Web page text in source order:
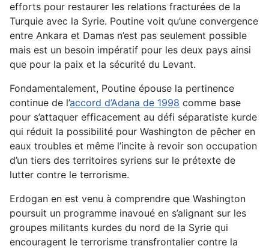
efforts pour restaurer les relations fracturées de la
Turquie avec la Syrie. Poutine voit qu’une convergence
entre Ankara et Damas n’est pas seulement possible
mais est un besoin impératif pour les deux pays ainsi
que pour la paix et la sécurité du Levant.
Fondamentalement, Poutine épouse la pertinence
continue de l’accord d’Adana de 1998 comme base
pour s’attaquer efficacement au défi séparatiste kurde
qui réduit la possibilité pour Washington de pêcher en
eaux troubles et même l’incite à revoir son occupation
d’un tiers des territoires syriens sur le prétexte de
lutter contre le terrorisme.
Erdogan en est venu à comprendre que Washington
poursuit un programme inavoué en s’alignant sur les
groupes militants kurdes du nord de la Syrie qui
encouragent le terrorisme transfrontalier contre la